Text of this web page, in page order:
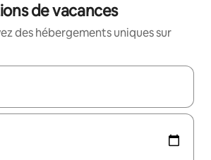
de vacances
des hébergements uniques sur
s'affichent, utilisez les flèches vers le